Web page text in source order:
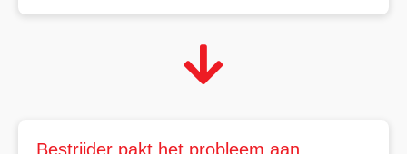
Bestrijder pakt het probleem aan